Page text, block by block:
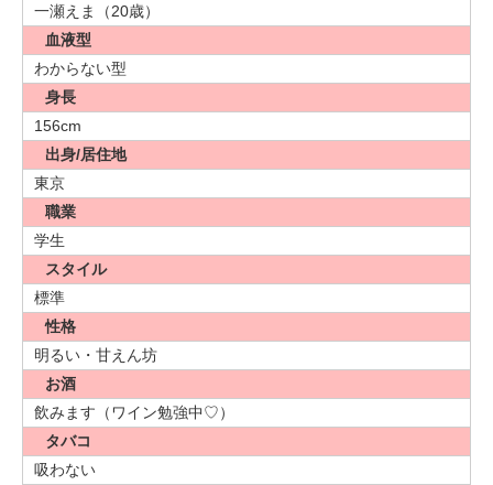
一瀬えま（20歳）
血液型
わからない型
身長
156cm
出身/居住地
東京
職業
学生
スタイル
標準
性格
明るい・甘えん坊
お酒
飲みます（ワイン勉強中♡）
タバコ
吸わない